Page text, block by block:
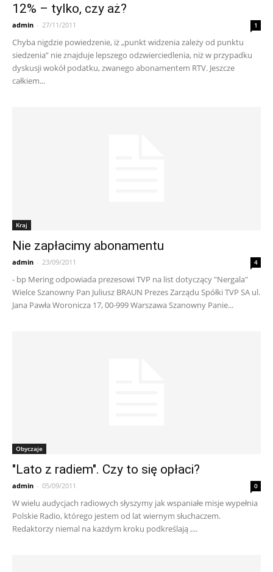
12% – tylko, czy aż?
admin - 27/11/2011 1
Chyba nigdzie powiedzenie, iż „punkt widzenia zależy od punktu
siedzenia” nie znajduje lepszego odzwierciedlenia, niż w przypadku
dyskusji wokół podatku, zwanego abonamentem RTV. Jeszcze
całkiem...
Kraj
Nie zapłacimy abonamentu
admin - 23/09/2011 4
- bp Mering odpowiada prezesowi TVP na list dotyczący "Nergala"
Wielce Szanowny Pan Juliusz BRAUN Prezes Zarządu Spółki TVP SA ul.
Jana Pawła Woronicza 17, 00-999 Warszawa Szanowny Panie...
Obyczaje
"Lato z radiem". Czy to się opłaci?
admin - 05/09/2011 0
W wielu audycjach radiowych słyszymy jak wspaniałe misje wypełnia
Polskie Radio, którego jestem od lat wiernym słuchaczem.
Redaktorzy niemal na każdym kroku podkreślają ,...